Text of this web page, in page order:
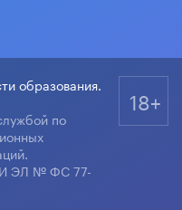
образования.
по
ЭЛ № ФС 77-
18+